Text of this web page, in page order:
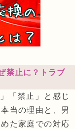
禁止に？トラブ
「禁止」と感じ
当の理由と、男
た家庭での対応